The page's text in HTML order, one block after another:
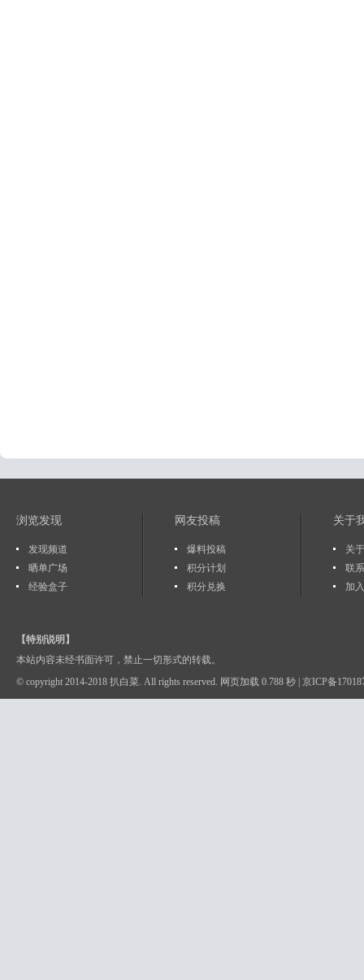
浏览发现
发现频道
晒单广场
经验盒子
网友投稿
爆料投稿
积分计划
积分兑换
关于
关
联
加
【特别说明】
本站内容未经书面许可，禁止一切形式的转载。
© copyright 2014-2018 扒白菜. All rights reserved. 网页加载 0.788 秒 | 京ICP备